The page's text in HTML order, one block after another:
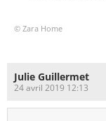
© Zara Home
Julie Guillermet
24 avril 2019 12:13